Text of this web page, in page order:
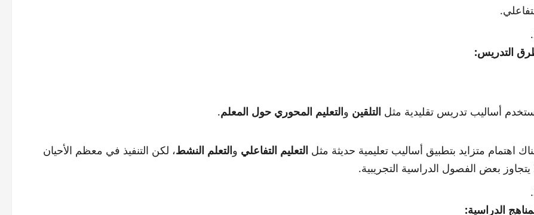
التدريس:
أساليب تدريس تقليدية مثل التلقين والتعليم المحوري حول المعلم.
اهتمام متزايد بتطبيق أساليب تعليمية حديثة مثل التعليم التفاعلي والتعلم النشط، لكن التنفيذ في معظم الأحيان
يتجاوز بعض الفصول الدراسية التجريبية.
الدراسية: